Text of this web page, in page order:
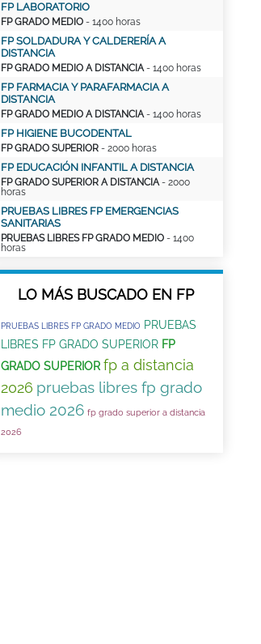
FP LABORATORIO
FP GRADO MEDIO - 1400 horas
FP SOLDADURA Y CALDERERÍA A
DISTANCIA
FP GRADO MEDIO A DISTANCIA- 1400 horas
FP FARMACIA Y PARAFARMACIA A
DISTANCIA
FP GRADO MEDIO A DISTANCIA- 1400 horas
FP HIGIENE BUCODENTAL
FP GRADO SUPERIOR - 2000 horas
FP EDUCACIÓN INFANTIL A DISTANCIA
FP GRADO SUPERIOR A DISTANCIA- 2000
horas
PRUEBAS LIBRES FP EMERGENCIAS
SANITARIAS
PRUEBAS LIBRES FP GRADO MEDIO - 1400
horas
LO MÁS BUSCADO EN FP
PRUEBAS LIBRES FP GRADO MEDIO
PRUEBAS
LIBRES FP GRADO SUPERIOR FP
GRADO SUPERIOR fp a distancia
2026 pruebas libres fp grado
medio 2026 fp grado superior a distancia
2026